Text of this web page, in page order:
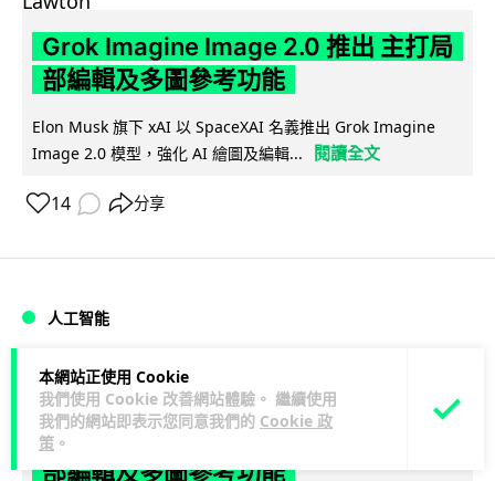
本網站正使用 Cookie
我們使用 Cookie 改善網站體驗。 繼續使用
我們的網站即表示您同意我們的 Cookie 政
策 。
Grok Imagine Image 2.0 推出 主打局
部編輯及多圖參考功能
Elon Musk 旗下 xAI 以 SpaceXAI 名義推出 Grok Imagine
Image 2.0 模型，強化 AI 繪圖及編輯...
閱讀全文
14 分享
人工智能
Lawton 2 日
Grok Imagine Image 2.0 推出 主打局
部編輯及多圖參考功能